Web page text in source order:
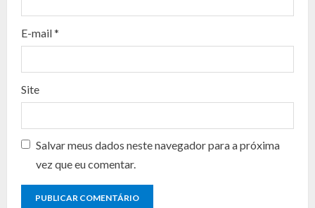
n
g
E-mail*
Site
Salvar meus dados neste navegador para a próxima
vez que eu comentar.